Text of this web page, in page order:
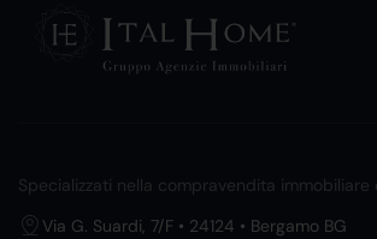
Specializzati nella compravendita
Via G. Suardi, 7/F • 24124 • Bergamo BG